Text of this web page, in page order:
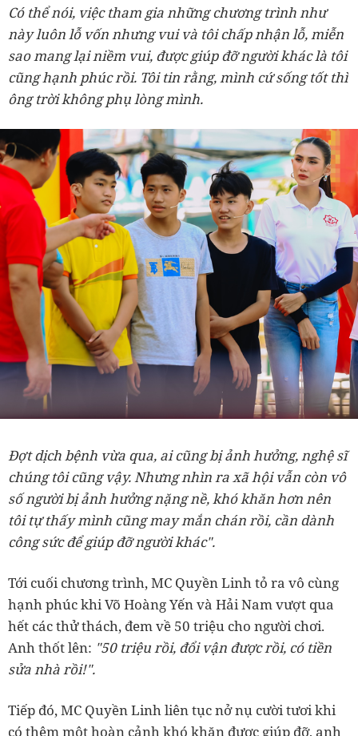
Có thể nói, việc tham gia những chương trình như
này luôn lỗ vốn nhưng vui và tôi chấp nhận lỗ, miễn
sao mang lại niềm vui, được giúp đỡ người khác là tôi
cũng hạnh phúc rồi. Tôi tin rằng, mình cứ sống tốt thì
ông trời không phụ lòng mình.
Đợt dịch bệnh vừa qua, ai cũng bị ảnh hưởng, nghệ sĩ
chúng tôi cũng vậy. Nhưng nhìn ra xã hội vẫn còn vô
số người bị ảnh hưởng nặng nề, khó khăn hơn nên
tôi tự thấy mình cũng may mắn chán rồi, cần dành
công sức để giúp đỡ người khác".
Tới cuối chương trình, MC Quyền Linh tỏ ra vô cùng
hạnh phúc khi Võ Hoàng Yến và Hải Nam vượt qua
hết các thử thách, đem về 50 triệu cho người chơi.
Anh thốt lên: "50 triệu rồi, đổi vận được rồi, có tiền
sửa nhà rồi!".
Tiếp đó, MC Quyền Linh liên tục nở nụ cười tươi khi
có thêm một hoàn cảnh khó khăn được giúp đỡ, anh